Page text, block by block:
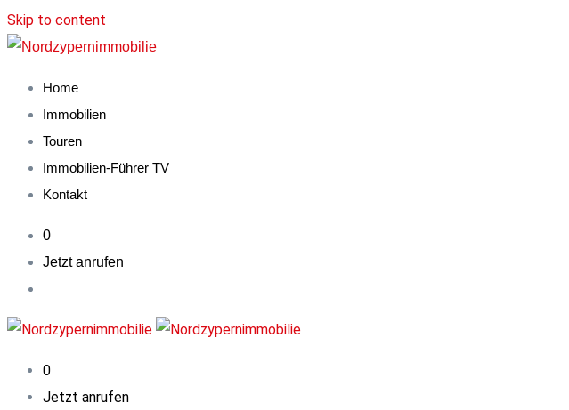
Skip to content
Home
Immobilien
Touren
Immobilien-Führer TV
Kontakt
0
Jetzt anrufen
0
Jetzt anrufen